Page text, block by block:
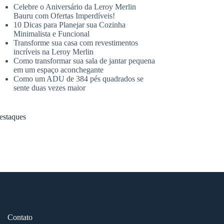
Celebre o Aniversário da Leroy Merlin
Bauru com Ofertas Imperdíveis!
10 Dicas para Planejar sua Cozinha
Minimalista e Funcional
Transforme sua casa com revestimentos
incríveis na Leroy Merlin
Como transformar sua sala de jantar pequena
em um espaço aconchegante
Como um ADU de 384 pés quadrados se
sente duas vezes maior
Contato